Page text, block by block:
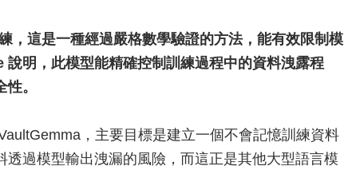
，這是一種經過嚴格數學驗證的方法，能有效限制模
明，此模型能精確控制訓練過程中的資料洩露程
。
，主要目標是建立一個不會記憶訓練資料
過模型輸出洩漏的風險，而這正是其他大型語言模